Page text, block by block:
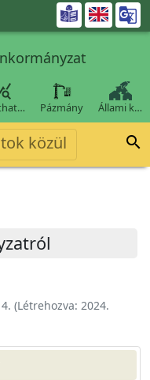

Pázmány Állami k…
közül 
(Létrehozva: 2024.